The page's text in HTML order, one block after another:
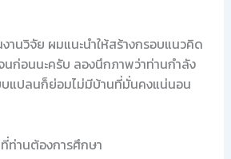
านวิจัย ผมแนะนำให้สร้างกรอบแนวคิด
นก่อนนะครับ ลองนึกภาพว่าท่านกำลัง
บแปลนก็ย่อมไม่มีบ้านที่มั่นคงแน่นอน
านต้องการศึกษา